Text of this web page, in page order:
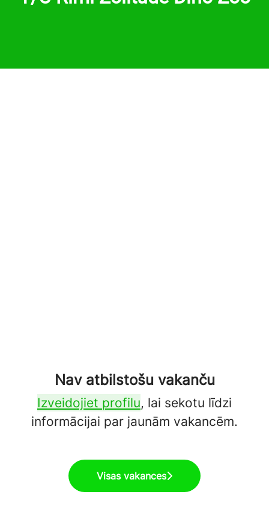
Nav atbilstošu vakanču
Izveidojiet profilu, lai sekotu līdzi
informācijai par jaunām vakancēm.
Visas vakances